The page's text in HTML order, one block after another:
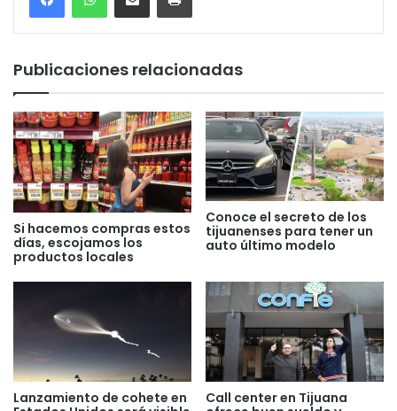
Publicaciones relacionadas
Si hacemos compras estos
días, escojamos los
productos locales
Conoce el secreto de los
tijuanenses para tener un
auto último modelo
Lanzamiento de cohete en
Call center en Tijuana